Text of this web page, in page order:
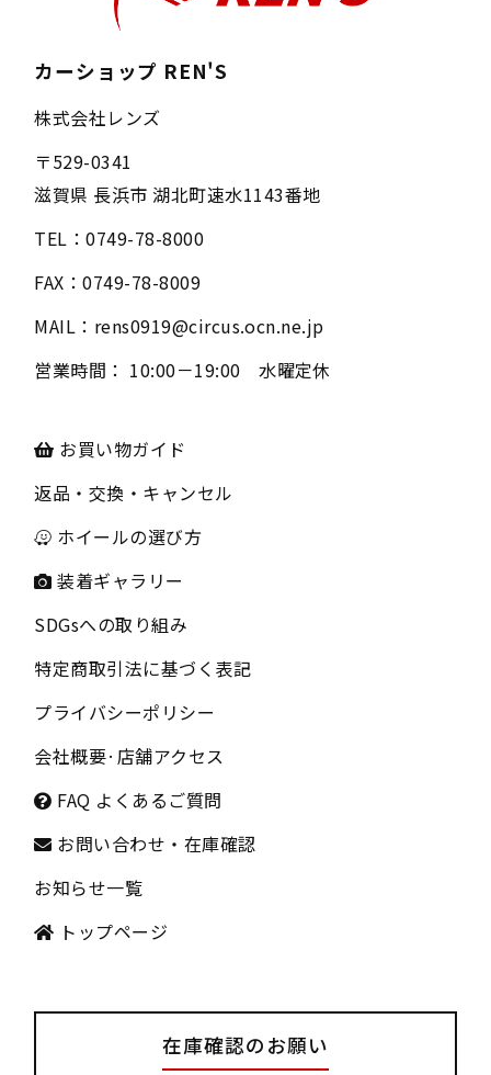
カーショップ REN'S
株式会社レンズ
〒529-0341
滋賀県 長浜市 湖北町速水1143番地
TEL：0749-78-8000
FAX：0749-78-8009
MAIL： rens0919@circus.ocn.ne.jp
営業時間： 10:00－19:00 水曜定休
お買い物ガイド
返品・交換・キャンセル
ホイールの選び方
装着ギャラリー
SDGsへの取り組み
特定商取引法に基づく表記
プライバシーポリシー
会社概要· 店舗アクセス
FAQ よくあるご質問
お問い合わせ・在庫確認
お知らせ一覧
トップページ
在庫確認のお願い